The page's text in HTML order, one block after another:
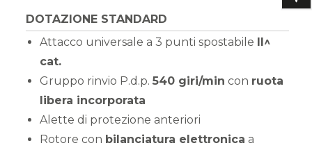
DOTAZIONE STANDARD
Attacco universale a 3 punti spostabile II^
cat.
Gruppo rinvio P.d.p. 540 giri/min con ruota
libera incorporata
Alette di protezione anteriori
Rotore con bilanciatura elettronica a